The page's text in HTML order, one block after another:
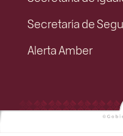
Secretaría de
Alerta Amber